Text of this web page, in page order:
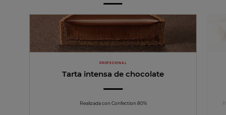
PROFESIONAL
Tarta intensa de chocolate
Realizada con Confection 80%